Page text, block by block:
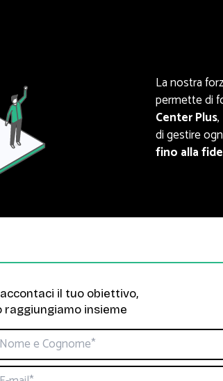
La nostra
permette di
Center Plus,
di gestire
fino alla
il tuo obiettivo,
raggiungiamo insieme